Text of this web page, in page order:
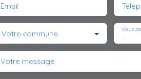
Email
Votre commune -
Vous
Votre message